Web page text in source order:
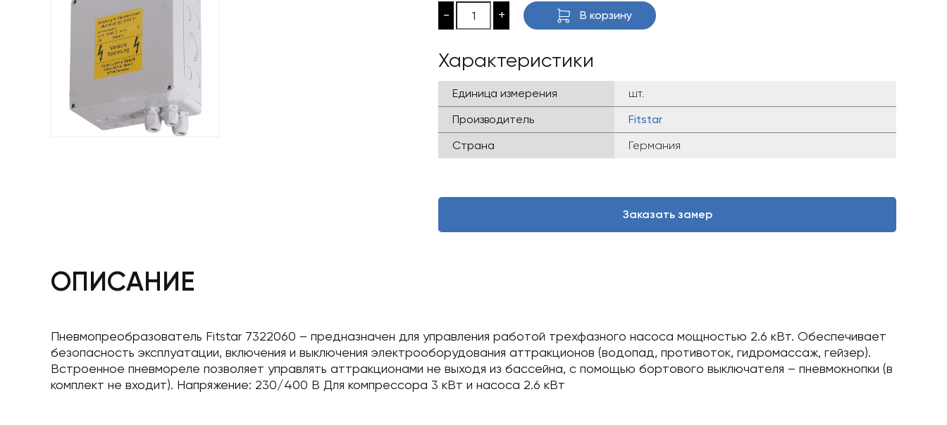
- + В корзину
Характеристики
Единица измерения
шт.
Производитель
Fitstar
Страна
Германия
Заказать замер
ОПИСАНИЕ
Пневмопреобразователь Fitstar 7322060 – предназначен для управления работой трехфазного насоса мощностью 2.6 кВт. Обеспечивает
безопасность эксплуатации, включения и выключения электрооборудования аттракционов (водопад, противоток, гидромассаж, гейзер).
Встроенное пневмореле позволяет управлять аттракционами не выходя из бассейна, с помощью бортового выключателя – пневмокнопки (в
комплект не входит). Напряжение: 230/400 В Для компрессора 3 кВт и насоса 2.6 кВт